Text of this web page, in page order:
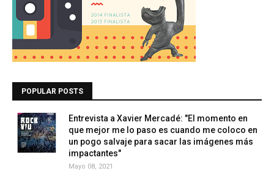
POPULAR POSTS
Entrevista a Xavier Mercadé: "El momento en
que mejor me lo paso es cuando me coloco en
un pogo salvaje para sacar las imágenes más
impactantes"
Mayo 08, 2021